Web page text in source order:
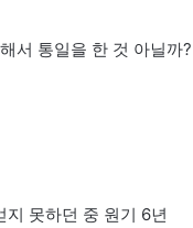
서 통일을 한 것 아닐까?
못하던 중 원기 6년